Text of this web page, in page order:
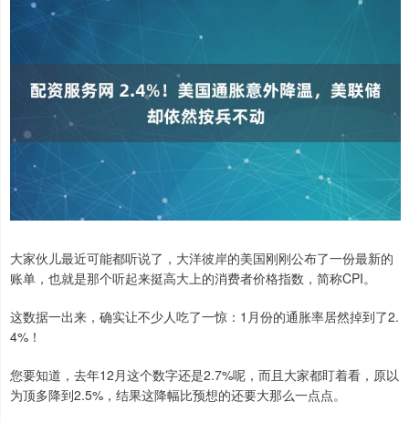
大家伙儿最近可能都听说了，大洋彼岸的美国刚刚公布了一份最新的
账单，也就是那个听起来挺高大上的消费者价格指数，简称CPI。
这数据一出来，确实让不少人吃了一惊：1月份的通胀率居然掉到了2.
4%！
您要知道，去年12月这个数字还是2.7%呢，而且大家都盯着看，原以
为顶多降到2.5%，结果这降幅比预想的还要大那么一点点。